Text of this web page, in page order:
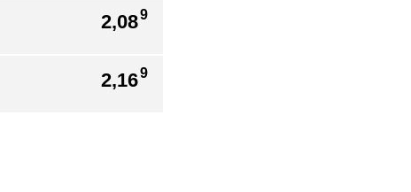
2,089
2,169